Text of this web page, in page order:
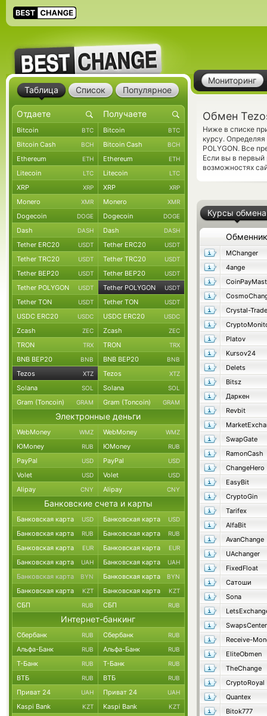
Мониторинг
Обмен
Ниже в списке
курсу.
POLYGON. Все
Если вы в первый
возможностях
Курсы обмена
Обменник
MChanger
4ange
Crystal-Trade
Platov
Kursov24
Delets
Bitsz
Даркен
Revbit
SwapGate
RamonCash
ChangeHero
EasyBit
CryptoGin
Tarifex
AlfaBit
AvanChange
UAchanger
FixedFloat
Сатоши
Sona
SwapsCenter
Receive-
EliteObmen
TheChange
CryptoRoyal
Quantex
Bitok777
Таблица Список Популярное
Bitcoin BTC Bitcoin BTC
Bitcoin Cash BCH Bitcoin Cash BCH
Ethereum ETH Ethereum ETH
Litecoin LTC Litecoin LTC
XRP XRP XRP XRP
Monero XMR Monero XMR
Dogecoin DOGE Dogecoin DOGE
Dash DASH Dash DASH
Tether ERC20 USDT Tether ERC20 USDT
Tether TRC20 USDT Tether TRC20 USDT
Tether BEP20 USDT Tether BEP20 USDT
Tether POLYGON USDT Tether POLYGON USDT
Tether TON USDT Tether TON USDT
USDC ERC20 USDC USDC ERC20 USDC
Zcash ZEC Zcash ZEC
TRON TRX TRON TRX
BNB BEP20 BNB BNB BEP20 BNB
Tezos XTZ Tezos XTZ
Solana SOL Solana SOL
Gram (Toncoin) GRAM Gram (Toncoin) GRAM
Электронные деньги
WebMoney WMZ WebMoney WMZ
ЮMoney RUB ЮMoney RUB
PayPal USD PayPal USD
Volet USD Volet USD
Alipay CNY Alipay CNY
Банковские счета и карты
Банковская карта USD Банковская карта USD
Банковская карта RUB Банковская карта RUB
Банковская карта EUR Банковская карта EUR
Банковская карта UAH Банковская карта UAH
Банковская карта BYN Банковская карта BYN
Банковская карта KZT Банковская карта KZT
СБП RUB СБП RUB
Интернет-банкинг
Сбербанк RUB Сбербанк RUB
Альфа-Банк RUB Альфа-Банк RUB
Т-Банк RUB Т-Банк RUB
ВТБ RUB ВТБ RUB
Приват 24 UAH Приват 24 UAH
Kaspi Bank KZT Kaspi Bank KZT